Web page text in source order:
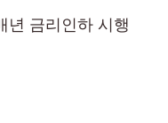
금리인하 시행